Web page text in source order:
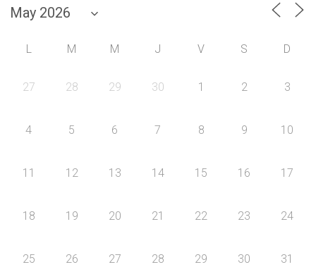
L M M J V S D
27 28 29 30 1 2 3
4 5 6 7 8 9 10
11 12 13 14 15 16 17
18 19 20 21 22 23 24
25 26 27 28 29 30 31